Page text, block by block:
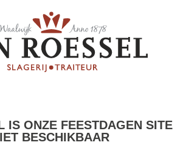
IS ONZE FEESTDAGEN SITE
BESCHIKBAAR